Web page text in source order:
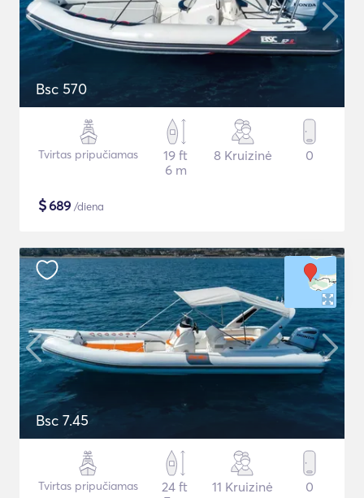
Bsc 570
Tvirtas pripučiamas
19 ft
6 m
8 Kruizinė 0
$689 /diena
Bsc 7.45
Tvirtas pripučiamas
24 ft
11 Kruizinė 0